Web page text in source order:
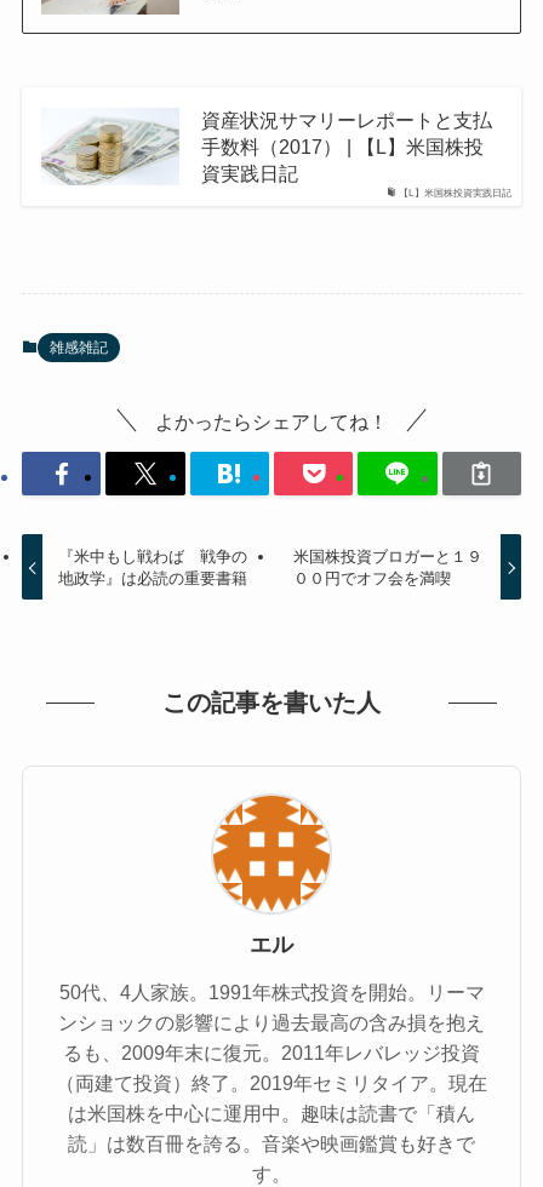
【L】米国株投資実践日記
資産状況サマリーレポートと支払
手数料（2017） | 【L】米国株投
資実践日記
雑感雑記
よかったらシェアしてね！
『米中もし戦わば 戦争の
地政学』は必読の重要書籍
米国株投資ブロガーと１９
００円でオフ会を満喫
この記事を書いた人
エル
50代、4人家族。1991年株式投資を開始。リーマ
ンショックの影響により過去最高の含み損を抱え
るも、2009年末に復元。2011年レバレッジ投資
（両建て投資）終了。2019年セミリタイア。現在
は米国株を中心に運用中。趣味は読書で「積ん
読」は数百冊を誇る。音楽や映画鑑賞も好きで
す。